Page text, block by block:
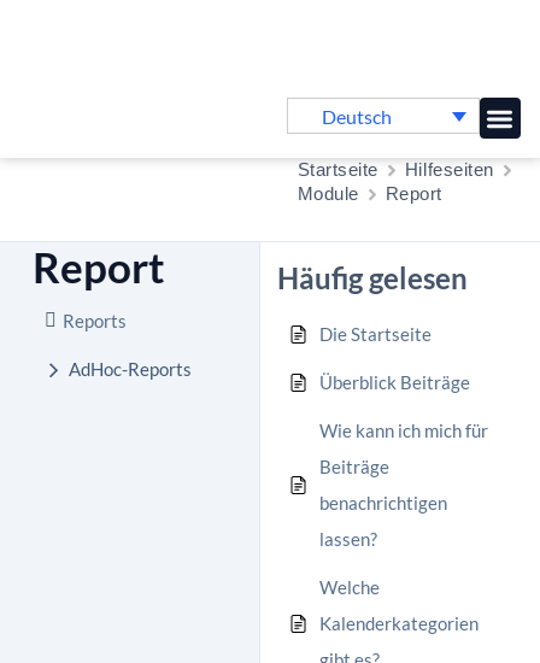
Deutsch
Startseite
Hilfeseiten
Module
Report
Report
Reports
AdHoc-Reports
Häufig gelesen
Die Startseite
Überblick Beiträge
Wie kann ich mich für
Beiträge
benachrichtigen
lassen?
Welche
Kalenderkategorien